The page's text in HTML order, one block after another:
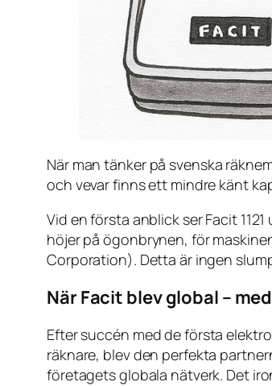
När man tänker på svenska
och vevar finns ett mindre känt
Vid en första anblick ser Facit
höjer på ögonbrynen, för
Corporation). Detta är ingen
När Facit blev global –
Efter succén med de första
räknare, blev den perfekta
företagets globala nätverk. Det